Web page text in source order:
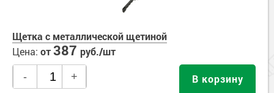
Щетка с металлической щетиной
Цена: от387 руб./шт
- + В корзину